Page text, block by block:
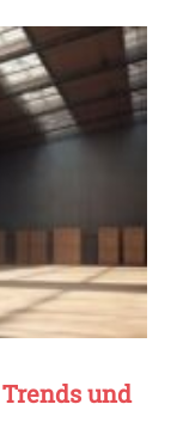
und